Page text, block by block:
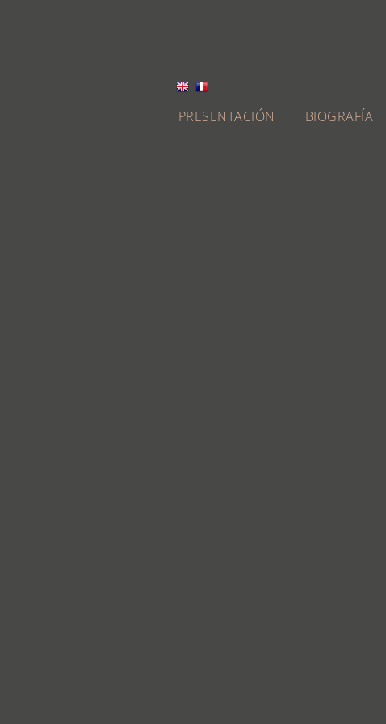
PRESENTACIÓN BIOGRAFÍA